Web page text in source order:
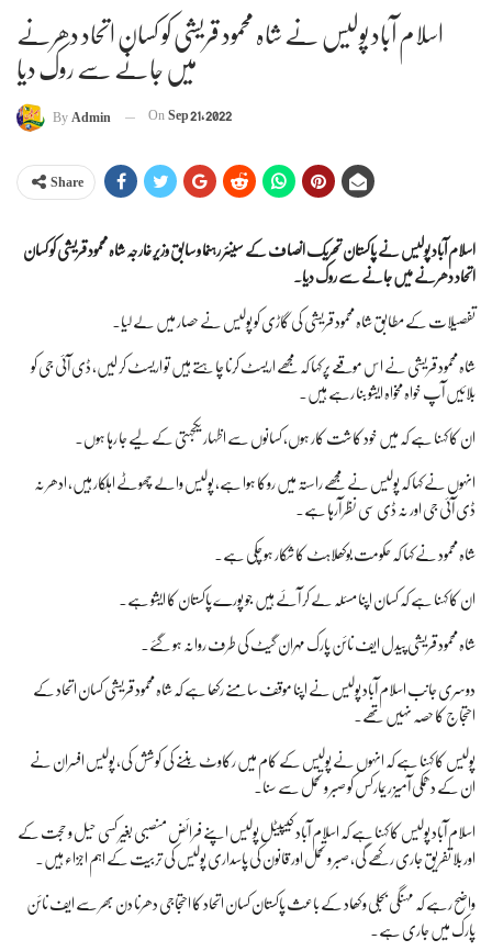
اسلام آباد پولیس نے شاہ محمود قریشی کو کسان اتحاد دھرنے
میں جانے سے روک دیا
ByAdmin OnSep 21, 2022
Share
اسلام آباد پولیس نے پاکستان تحریک انصاف کے سینئر رہنما و سابق وزیر خارجہ شاہ محمود قریشی کو کسان
اتحاد دھرنے میں جانے سے روک دیا۔
تفصیلات کے مطابق شاہ محمود قریشی کی گاڑی کو پولیس نے حصار میں لے لیا۔
شاہ محمود قریشی نے اس موقعے پر کہا کہ مجھے اریسٹ کرنا چاہتے ہیں تو اریسٹ کر لیں، ڈی آئی جی کو
بلائیں آپ خواہ مخواہ ایشو بنا رہے ہیں۔
ان کا کہنا ہے کہ میں خود کاشت کار ہوں، کسانوں سے اظہار یکجہتی کے لیے جا رہا ہوں۔
انہوں نے کہا کہ پولیس نے مجھے راستہ میں روکا ہوا ہے، پولیس والے چھوٹے اہلکار ہیں، ادھر نہ
ڈی آئی جی اور نہ ڈی سی نظر آرہا ہے۔
شاہ محمود نے کہا کہ حکومت بوکھلاہٹ کا شکار ہو چکی ہے۔
ان کا کہنا ہے کہ کسان اپنا مسئلہ لے کر آئے ہیں جو پورے پاکستان کا ایشو ہے۔
شاہ محمود قریشی پیدل ایف نائن پارک مہران گیٹ کی طرف روانہ ہو گئے۔
دوسری جانب اسلام آباد پولیس نے اپنا موقف سامنے رکھا ہے کہ شاہ محمود قریشی کسان اتحاد کے
احتجاج کا حصہ نہیں تھے۔
پولیس کا کہنا ہے کہ انہوں نے پولیس کے کام میں رکاوٹ بننے کی کوشش کی، پولیس افسران نے
ان کے دھمکی آمیز ریمارکس کو صبر و تحمل سے سنا۔
اسلام آباد پولیس کا کہنا ہے کہ اسلام آباد کیپیٹل پولیس اپنے فرائض منصبی بغیر کسی حیل و حجت کے
اور بلا تفریق جاری رکھے گی، صبر و تحمل اور قانون کی پاسداری پولیس کی تربیت کے اہم اجزاء ہیں۔
واضح رہے کہ مہنگی بجلی و کھاد کے باعث پاکستان کسان اتحاد کا احتجاجی دھرنا دن بھر سے ایف نائن
پارک میں جاری ہے۔